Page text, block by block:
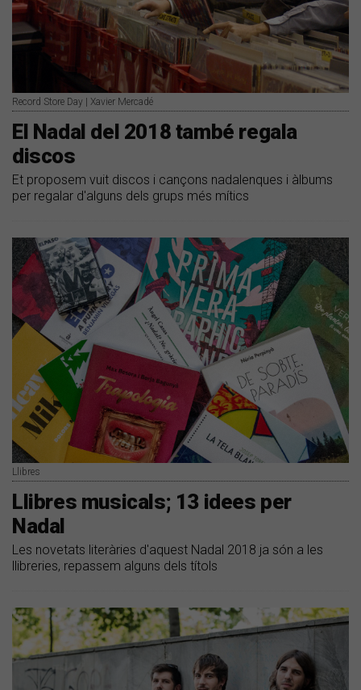
Record Store Day | Xavier Mercadé
El Nadal del 2018 també regala
discos
Et proposem vuit discos i cançons nadalenques i àlbums
per regalar d'alguns dels grups més mítics
Llibres
Llibres musicals; 13 idees per
Nadal
Les novetats literàries d'aquest Nadal 2018 ja són a les
llibreries, repassem alguns dels títols